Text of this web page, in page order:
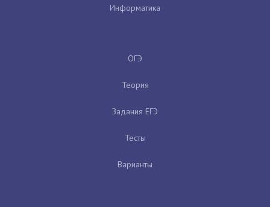
Информатика
ОГЭ
Теория
Задания ЕГЭ
Тесты
Варианты